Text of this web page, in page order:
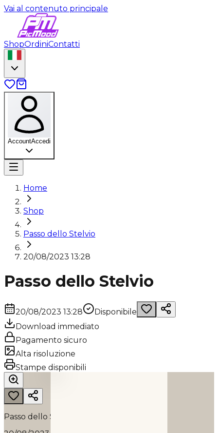
Vai al contenuto principale
ShopOrdiniContatti
AccountAccedi
Home
Shop
Passo dello Stelvio
20/08/2023 13:28
Passo dello Stelvio
20/08/2023 13:28
Disponibile
Download immediato
Pagamento sicuro
Alta risoluzione
Stampe disponibili
Passo dello Stelvio